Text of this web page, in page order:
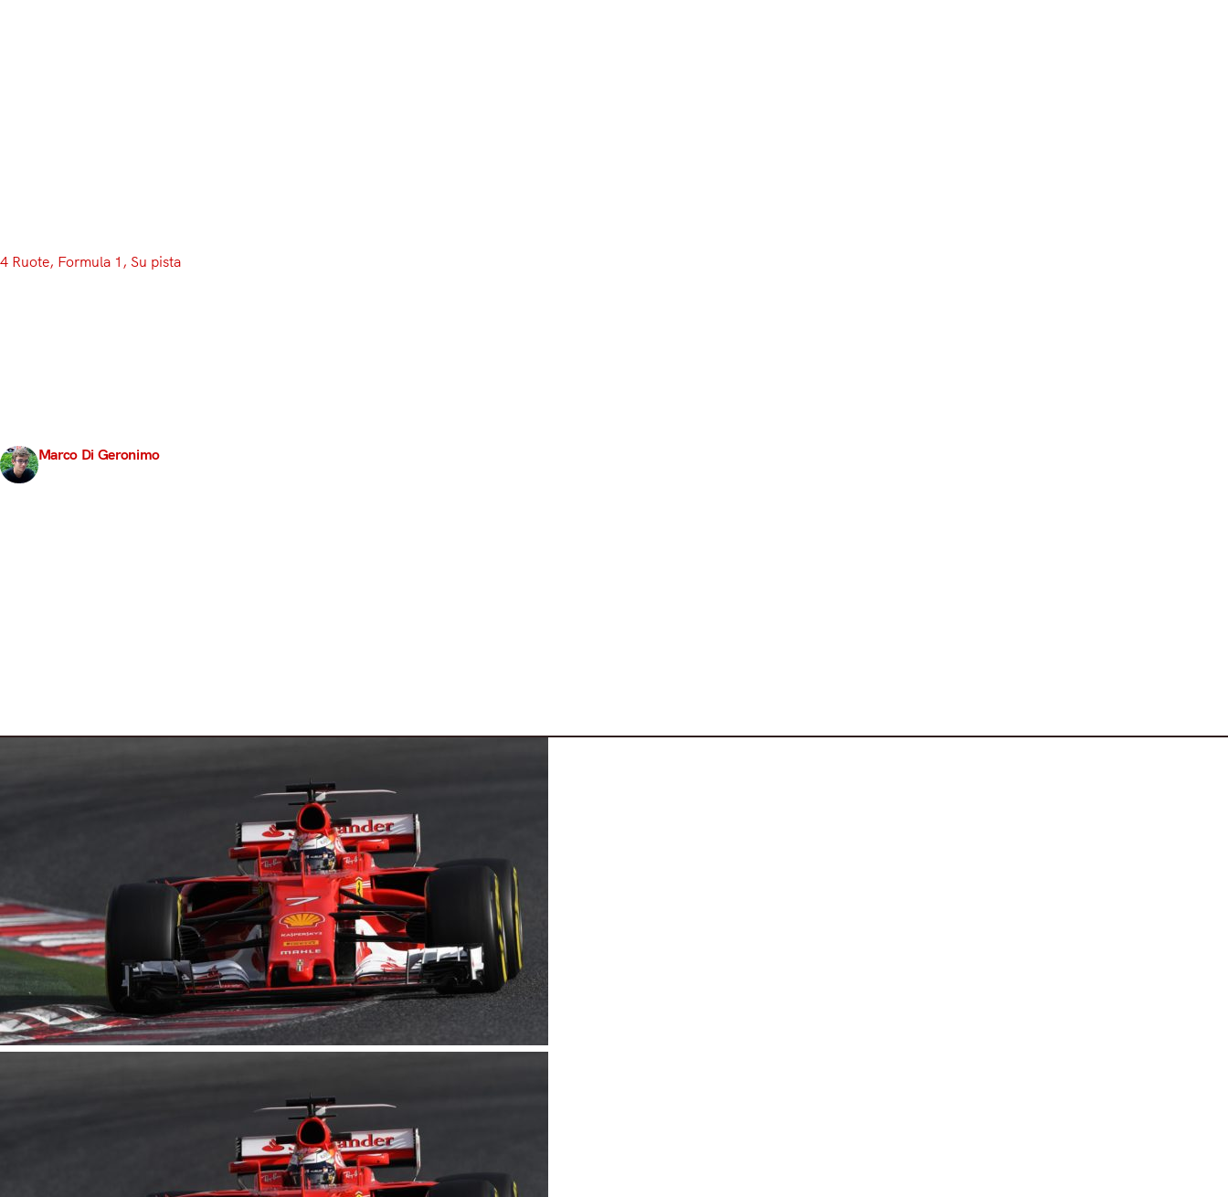
4 Ruote, Formula 1 , Su pista
Marco Di Geronimo
2 Marzo 2017